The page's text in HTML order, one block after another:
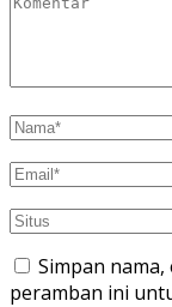
Simpan nama,
peramban ini